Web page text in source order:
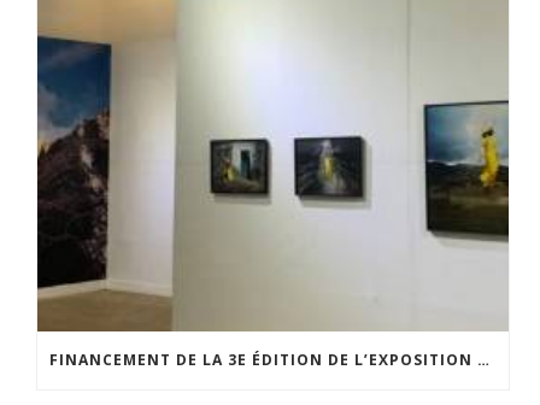
FINANCEMENT DE LA 3E ÉDITION DE L’EXPOSITION DU PRIX POUR LA PHOTOGRAPHIE PAR LE CERCLE POUR LA PHOTOGRAPHIE ET L’ART CONTEMPORAIN